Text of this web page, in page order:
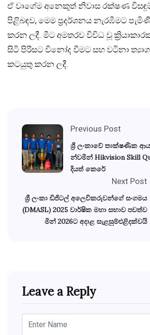
ඒ වාගේම අනෙකුත් නිවාස රක්ෂණ
පිළිබඳව, මෙම ප්‍රදර්ශනය නැරඹීමට
කරන ලදී. මීට අමතරව විවිධ වූ
සිටි පිරිසට විනෝද වීමට සහ වටිනා ත්‍යාග
කටයුතු කරන ලදී.
Previous Post
ශ්‍රී ලංකාවේ තාක්ෂණික
න්වමින් Hikvision Skill
දියත් කෙරේ
Next Post
ශ්‍රී ලංකා ඩිජිටල් අලෙවිකරුවන්​ගේ සංගමය
(DMASL) 2025 වාර්ෂික මහා සභාව පවත්ව
මින් 2026ට අදාළ සැළසුම්එළිදක්වයි
Leave a Reply